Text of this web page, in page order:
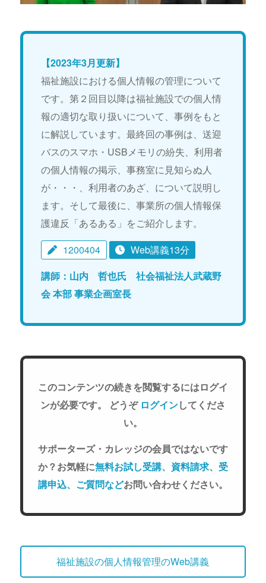
【2023年3月更新】
福祉施設における個人情報の管理について
です。第２回目以降は福祉施設での個人情
報の適切な取り扱いについて、事例をもと
に解説しています。最終回の事例は、送迎
バスのスマホ・USBメモリの紛失、利用者
の個人情報の掲示、事務室に見知らぬ人
が・・・、利用者のあざ、について説明し
ます。そして最後に、事業所の個人情報保
護違反「あるある」をご紹介します。
1200404
Web講義13分
講師：山内 哲也氏 社会福祉法人武蔵野
会 本部 事業企画室長
このコンテンツの続きを閲覧するにはログイ
ンが必要です。 どうぞ ログインしてくださ
い。
サポーターズ・カレッジの会員ではないです
か？お気軽に無料お試し受講、資料請求、受
講申込、ご質問などお問い合わせください。
福祉施設の個人情報管理のWeb講義